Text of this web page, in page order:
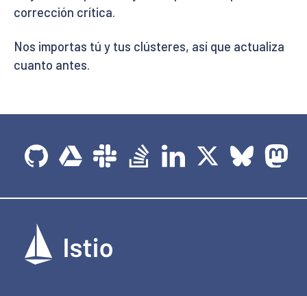
corrección crítica.
Nos importas tú y tus clústeres, así que actualiza
cuanto antes.